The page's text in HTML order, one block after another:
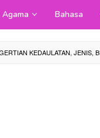
Agama Bahasa
KEDAULATAN, JENIS,